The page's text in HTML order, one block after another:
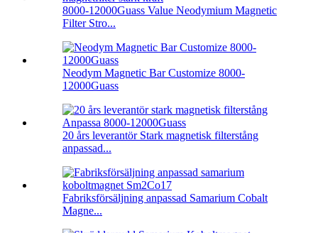
8000-12000Guass Value Neodymium Magnetic
Filter Stro...
Neodym Magnetic Bar Customize 8000-
12000Guass
20 års leverantör Stark magnetisk filterstång
anpassad...
Fabriksförsäljning anpassad Samarium Cobalt
Magne...